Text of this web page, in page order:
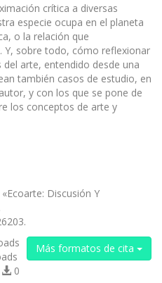
crítica a diversas
especie ocupa en el planeta
o la relación que
Y, sobre todo, cómo reflexionar
arte, entendido desde una
también casos de estudio, en
y con los que se pone de
los conceptos de arte y
Discusión Y
Más formatos de cita
0